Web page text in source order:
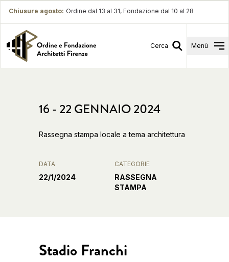
Chiusure agosto: Ordine dal 13 al 31, Fondazione dal 10 al 28
Cerca Menù
16 - 22 GENNAIO 2024
Rassegna stampa locale a tema architettura
DATA
22/1/2024
CATEGORIE
RASSEGNA
STAMPA
Stadio Franchi